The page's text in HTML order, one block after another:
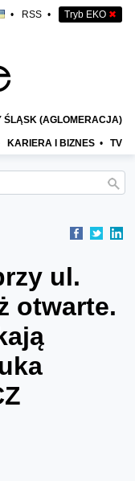
• RSS • Tryb EKO ✖
ŚLĄSK (AGLOMERACJA)
KARIERA I BIZNES • TV
ul.
otwarte.